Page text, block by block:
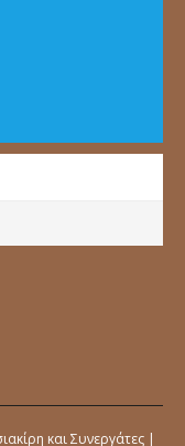
και Συνεργάτες |